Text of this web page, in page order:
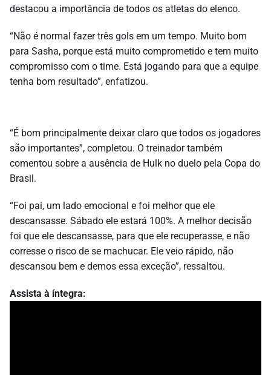
destacou a importância de todos os atletas do elenco.
“Não é normal fazer três gols em um tempo. Muito bom
para Sasha, porque está muito comprometido e tem muito
compromisso com o time. Está jogando para que a equipe
tenha bom resultado”, enfatizou.
“É bom principalmente deixar claro que todos os jogadores
são importantes”, completou. O treinador também
comentou sobre a ausência de Hulk no duelo pela Copa do
Brasil.
“Foi pai, um lado emocional e foi melhor que ele
descansasse. Sábado ele estará 100%. A melhor decisão
foi que ele descansasse, para que ele recuperasse, e não
corresse o risco de se machucar. Ele veio rápido, não
descansou bem e demos essa exceção”, ressaltou.
Assista à íntegra: